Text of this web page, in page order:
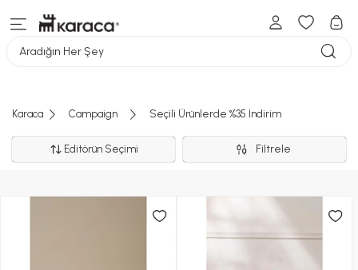
Aradığın Her Şey
Karaca Campaign Seçili Ürünlerde %35 İndirim
Editörün Seçimi Filtrele